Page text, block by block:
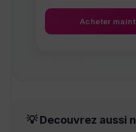
Acheter
💡 Decouvrez aussi